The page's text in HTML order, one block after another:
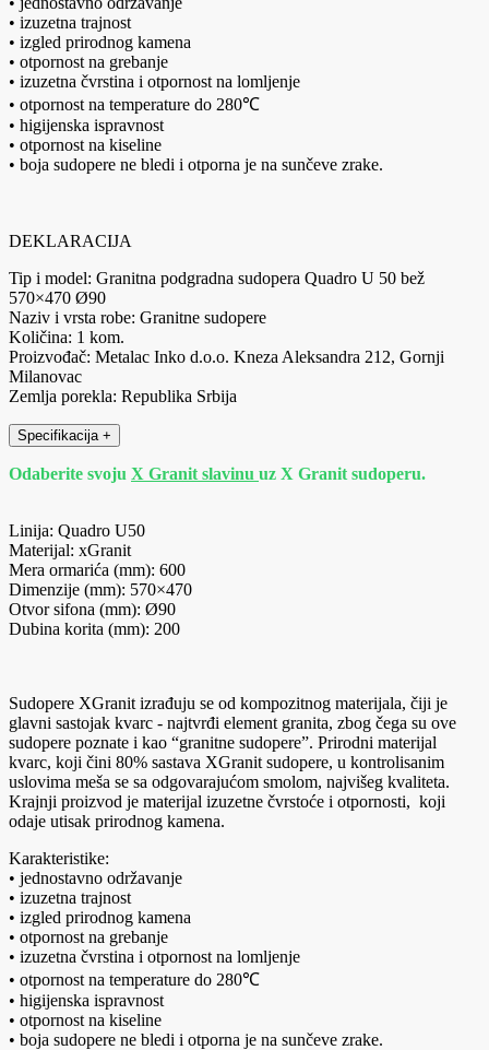
• izuzetna trajnost
• izgled prirodnog kamena
• otpornost na grebanje
• izuzetna čvrstina i otpornost na lomljenje
• otpornost na temperature do 280℃
• higijenska ispravnost
• otpornost na kiseline
• boja sudopere ne bledi i otporna je na sunčeve zrake.
DEKLARACIJA
Tip i model: Granitna podgradna sudopera Quadro U 50 bež
570×470 Ø90
Naziv i vrsta robe: Granitne sudopere
Količina: 1 kom.
Proizvođač: Metalac Inko d.o.o. Kneza Aleksandra 212, Gornji
Milanovac
Zemlja porekla: Republika Srbija
Specifikacija +
Odaberite svoju X Granit slavinu uz X Granit sudoperu.
Linija: Quadro U50
Materijal: xGranit
Mera ormarića (mm): 600
Dimenzije (mm): 570×470
Otvor sifona (mm): Ø90
Dubina korita (mm): 200
Sudopere XGranit izrađuju se od kompozitnog materijala, čiji je
glavni sastojak kvarc - najtvrđi element granita, zbog čega su ove
sudopere poznate i kao “granitne sudopere”. Prirodni materijal
kvarc, koji čini 80% sastava XGranit sudopere, u kontrolisanim
uslovima meša se sa odgovarajućom smolom, najvišeg kvaliteta.
Krajnji proizvod je materijal izuzetne čvrstoće i otpornosti, koji
odaje utisak prirodnog kamena.
Karakteristike:
• jednostavno održavanje
• izuzetna trajnost
• izgled prirodnog kamena
• otpornost na grebanje
• izuzetna čvrstina i otpornost na lomljenje
• otpornost na temperature do 280℃
• higijenska ispravnost
• otpornost na kiseline
• boja sudopere ne bledi i otporna je na sunčeve zrake.